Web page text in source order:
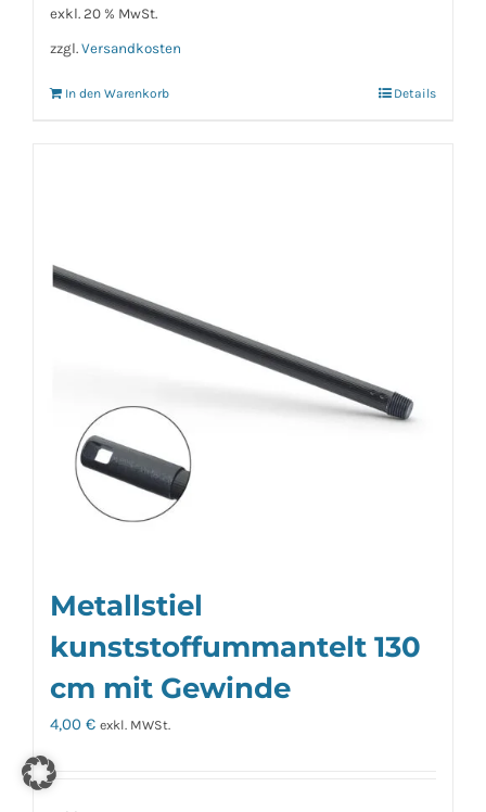
exkl. 20 % MwSt.
zzgl. Versandkosten
In den Warenkorb Details
Metallstiel
kunststoffummantelt 130
cm mit Gewinde
4,00 € exkl. MWSt.